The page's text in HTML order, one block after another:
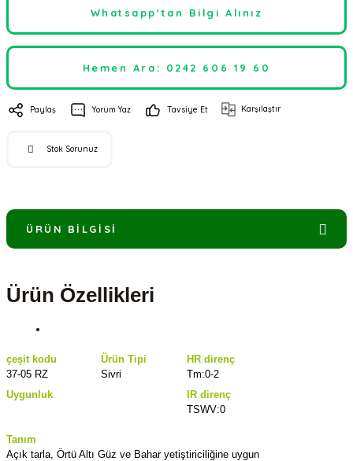
Whatsapp'tan Bilgi Alınız
Hemen Ara: 0242 606 19 60
Paylaş Yorum Yaz Tavsiye Et Karşılaştır
Stok Sorunuz
ÜRÜN BILGISI
Ürün Özellikleri
çeşit kodu Ürün Tipi
HR direnç
37-05 RZ
Sivri
Tm:0-2
Uygunluk
IR direnç
TSWV:0
Tanım
Açık tarla, Örtü Altı Güz ve Bahar yetiştiriciliğine uygun